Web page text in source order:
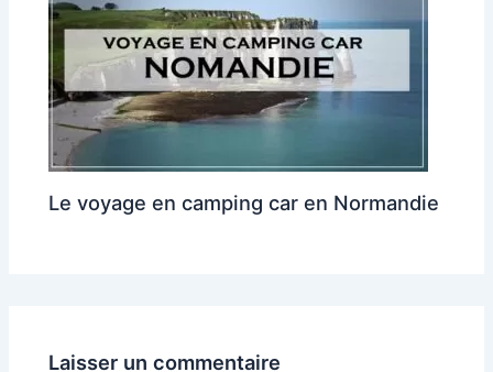
Le voyage en camping car en Normandie
Laisser un commentaire